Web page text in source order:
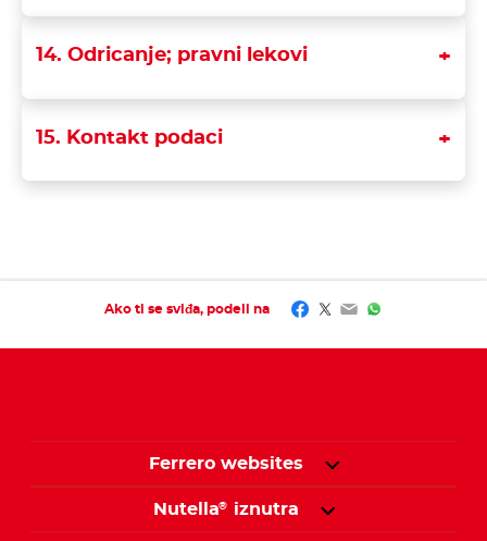
14. Odricanje; pravni lekovi
15. Kontakt podaci
Ako ti se sviđa, podeli na Facebook
Twitter
EmailWhatsApp
Ferrero websites
Nutella® iznutra